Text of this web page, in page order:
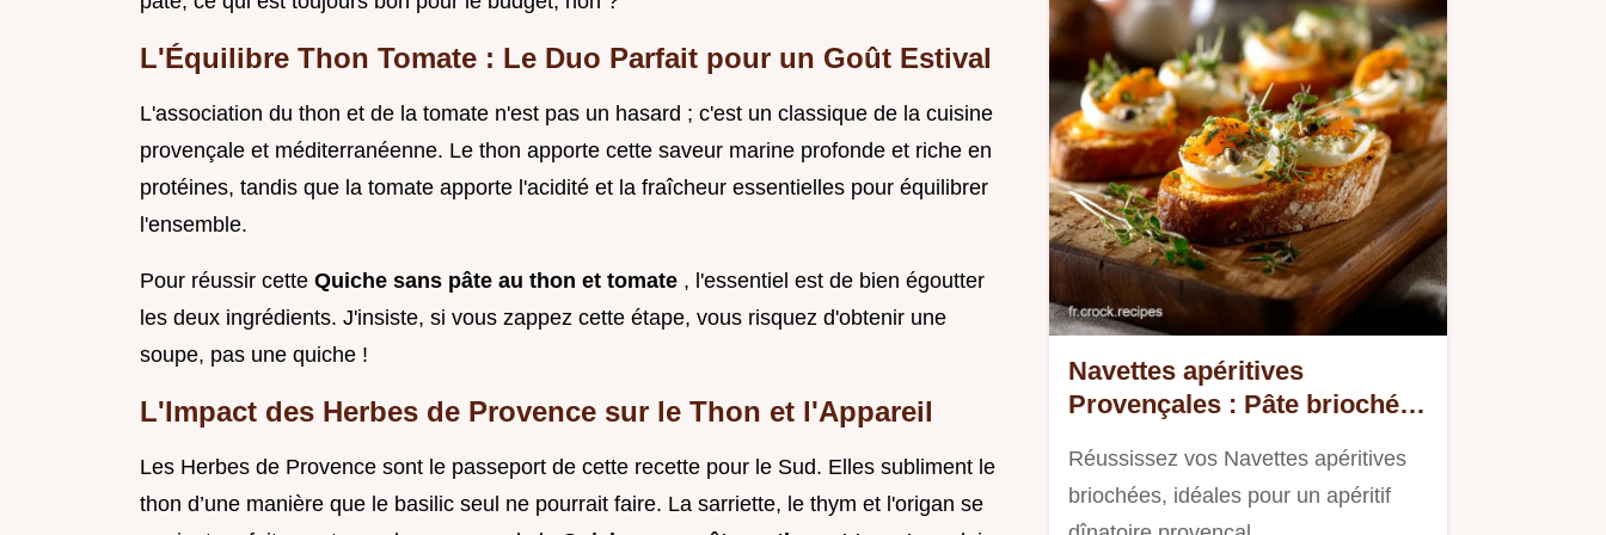
L'Équilibre Thon Tomate : Le Duo Parfait pour un Goût Estival
L'association du thon et de la tomate n'est pas un hasard ; c'est un classique de la cuisine
provençale et méditerranéenne. Le thon apporte cette saveur marine profonde et riche en
protéines, tandis que la tomate apporte l'acidité et la fraîcheur essentielles pour équilibrer
l'ensemble.
Pour réussir cette Quiche sans pâte au thon et tomate , l'essentiel est de bien égoutter
les deux ingrédients. J'insiste, si vous zappez cette étape, vous risquez d'obtenir une
soupe, pas une quiche !
L'Impact des Herbes de Provence sur le Thon et l'Appareil
Les Herbes de Provence sont le passeport de cette recette pour le Sud. Elles subliment le
thon d’une manière que le basilic seul ne pourrait faire. La sarriette, le thym et l'origan se
Navettes apéritives
Provençales : Pâte briochée
Réussissez vos Navettes apéritives
briochées, idéales pour un apéritif